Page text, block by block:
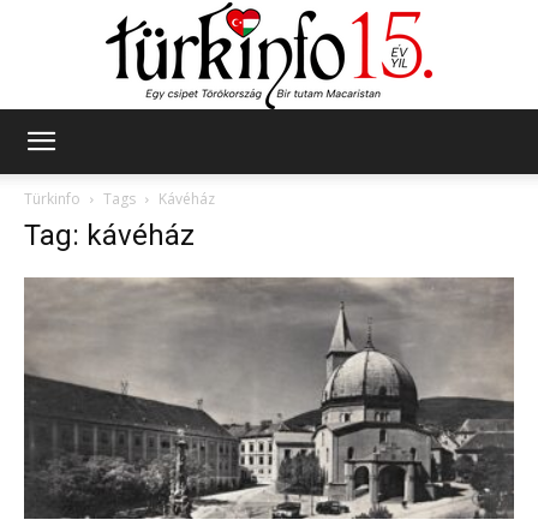
Türkinfo
Tags Kávéház
Tag: kávéház